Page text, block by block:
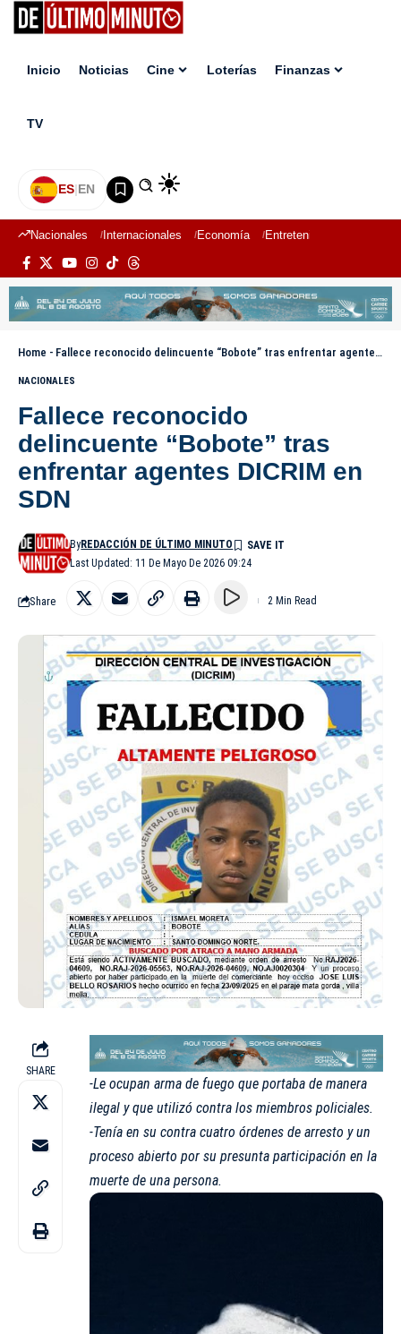
Inicio Noticias Cine Loterías Finanzas
TV
ES|EN
Nacionales Internacionales Economía Entretenimiento
Home - Fallece reconocido delincuente “Bobote” tras enfrentar agentes DICRIM en SDN
NACIONALES
Fallece reconocido
delincuente “Bobote” tras
enfrentar agentes DICRIM en
SDN
Last Updated: 11 De Mayo De 2026 09:24
ByREDACCIÓN DE ÚLTIMO MINUTO
Share 2 Min Read
SHARE
-Le ocupan arma de fuego que portaba de manera
ilegal y que utilizó contra los miembros policiales.
-Tenía en su contra cuatro órdenes de arresto y un
proceso abierto por su presunta participación en la
muerte de una persona.